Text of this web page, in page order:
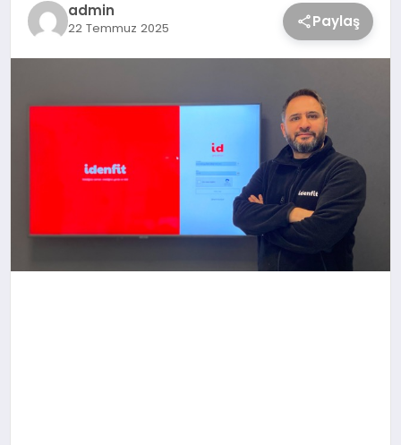
admin
22 Temmuz 2025 Paylaş